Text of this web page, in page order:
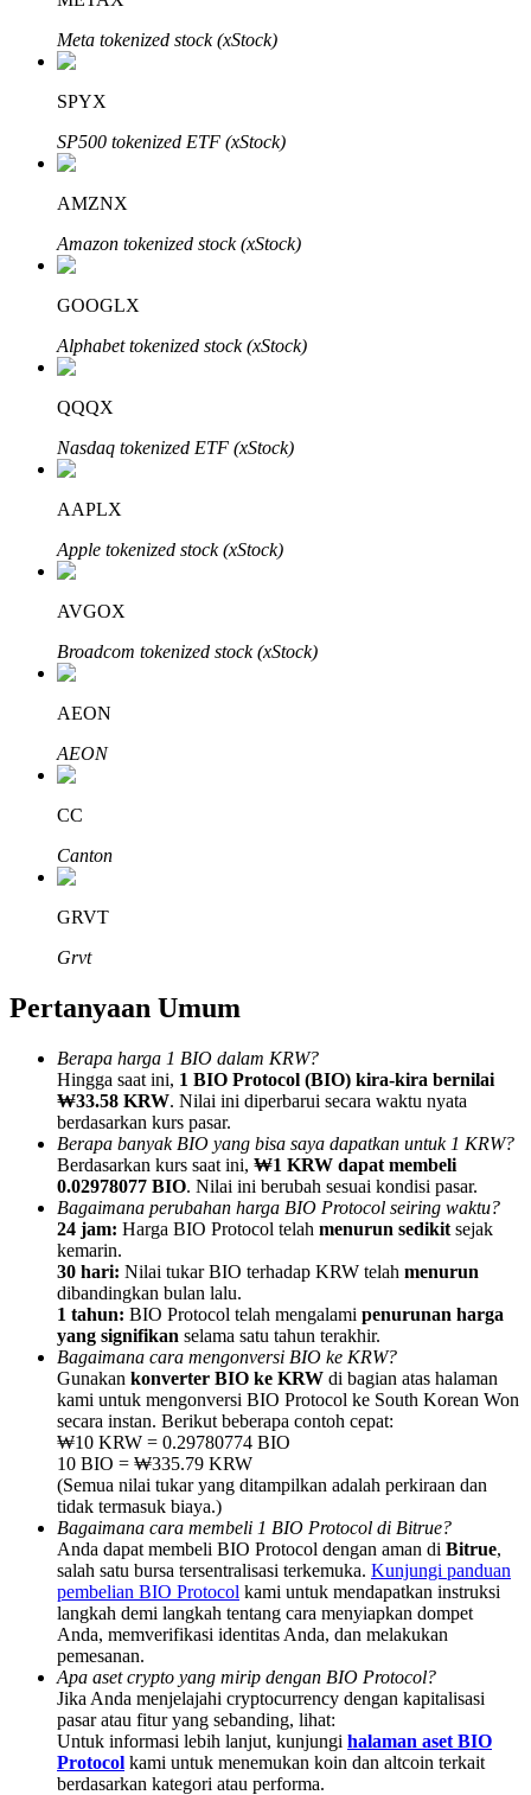
Investasi Otomatis
Raih keuntungan jangka panjang dan kepentingan fleksibel
Bitrue
Mitra Bitrue
Afiliasi Bitrue
Hingga 65% Komisi!
Referensi
Undang teman untuk mendapatkan imbalan tunai
BTC Welcome Rewards
BTC Welcome Rewards
Deposit & Trade BTC to Share 25000 USDT prize pool!
Deposit CASHCAT & Win
Share 500000 CASHCAT prize pool
Meta tokenized stock (xStock)
SPYX
SP500 tokenized ETF (xStock)
AMZNX
Amazon tokenized stock (xStock)
GOOGLX
Alphabet tokenized stock (xStock)
QQQX
Nasdaq tokenized ETF (xStock)
AAPLX
Apple tokenized stock (xStock)
AVGOX
Broadcom tokenized stock (xStock)
AEON
AEON
CC
Canton
GRVT
Grvt
Pertanyaan Umum
Berapa harga 1 BIO dalam KRW?
Hingga saat ini, 1 BIO Protocol (BIO) kira-kira bernilai
₩33.58 KRW. Nilai ini diperbarui secara waktu nyata
berdasarkan kurs pasar.
Berapa banyak BIO yang bisa saya dapatkan untuk 1 KRW?
Berdasarkan kurs saat ini, ₩1 KRW dapat membeli
0.02978077 BIO. Nilai ini berubah sesuai kondisi pasar.
Bagaimana perubahan harga BIO Protocol seiring waktu?
24 jam: Harga BIO Protocol telah menurun sedikit sejak
kemarin.
30 hari: Nilai tukar BIO terhadap KRW telah menurun
dibandingkan bulan lalu.
1 tahun: BIO Protocol telah mengalami penurunan harga
yang signifikan selama satu tahun terakhir.
Bagaimana cara mengonversi BIO ke KRW?
Gunakan konverter BIO ke KRW di bagian atas halaman
kami untuk mengonversi BIO Protocol ke South Korean Won
secara instan. Berikut beberapa contoh cepat:
₩10 KRW = 0.29780774 BIO
10 BIO = ₩335.79 KRW
(Semua nilai tukar yang ditampilkan adalah perkiraan dan
tidak termasuk biaya.)
Bagaimana cara membeli 1 BIO Protocol di Bitrue?
Anda dapat membeli BIO Protocol dengan aman di Bitrue,
salah satu bursa tersentralisasi terkemuka. Kunjungi panduan
pembelian BIO Protocol kami untuk mendapatkan instruksi
langkah demi langkah tentang cara menyiapkan dompet
Anda, memverifikasi identitas Anda, dan melakukan
pemesanan.
Apa aset crypto yang mirip dengan BIO Protocol?
Jika Anda menjelajahi cryptocurrency dengan kapitalisasi
pasar atau fitur yang sebanding, lihat:
Untuk informasi lebih lanjut, kunjungi halaman aset BIO
Protocol kami untuk menemukan koin dan altcoin terkait
berdasarkan kategori atau performa.